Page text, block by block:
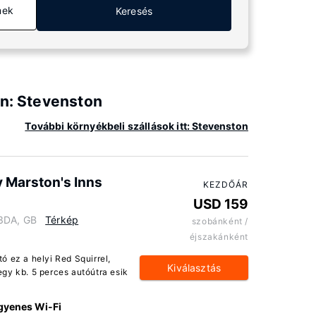
Keresés
Stevenston
További környékbeli szállások itt: Stevenston
Marston's Inns
GB Térkép
ez a helyi Red Squirrel,
kb. 5 perces autóútra esik
Wi-Fi
KEZDŐÁR
USD 159
szobánként /
éjszakánként
Kiválasztás